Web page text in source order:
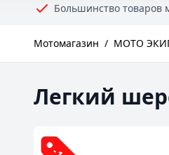
Большинство
Мотомагазин / МОТО
Легкий